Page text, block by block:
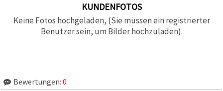
KUNDENFOTOS
Keine Fotos hochgeladen, (Sie müssen ein registrierter
Benutzer sein, um Bilder hochzuladen).
Bewertungen: 0